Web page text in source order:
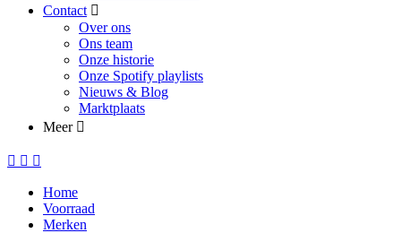
Contact
Over ons
Ons team
Onze historie
Onze Spotify playlists
Nieuws & Blog
Marktplaats
Meer
Home
Voorraad
Merken